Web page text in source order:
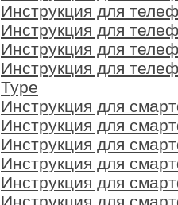
Инструкция для
Инструкция для
Инструкция для
Инструкция для
Type
Инструкция для
Инструкция для
Инструкция для
Инструкция для
Инструкция для